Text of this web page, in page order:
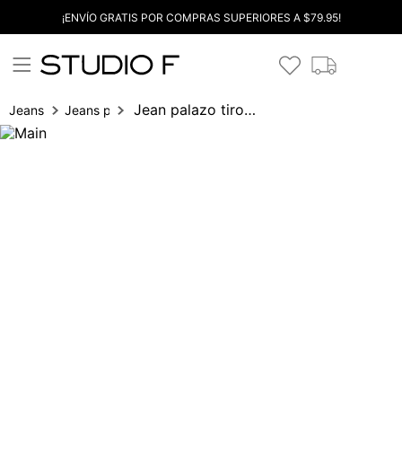
¡ENVÍO GRATIS POR COMPRAS SUPERIORES A $79.95!
Jeans Jeans palazzo Jean palazo tiro alto con crochet